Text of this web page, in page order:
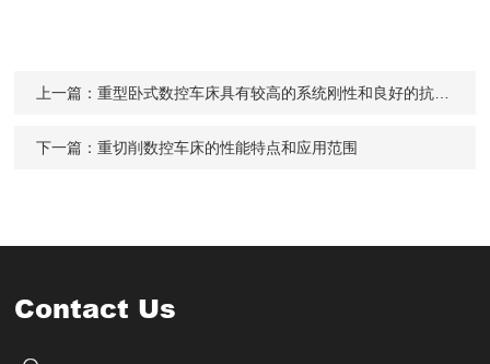
上一篇：重型卧式数控车床具有较高的系统刚性和良好的抗振性能
下一篇：重切削数控车床的性能特点和应用范围
Contact Us